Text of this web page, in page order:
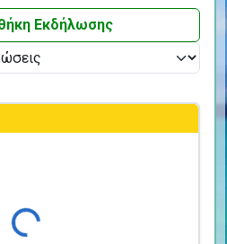
Εκδήλωσης
Φόρτωση...